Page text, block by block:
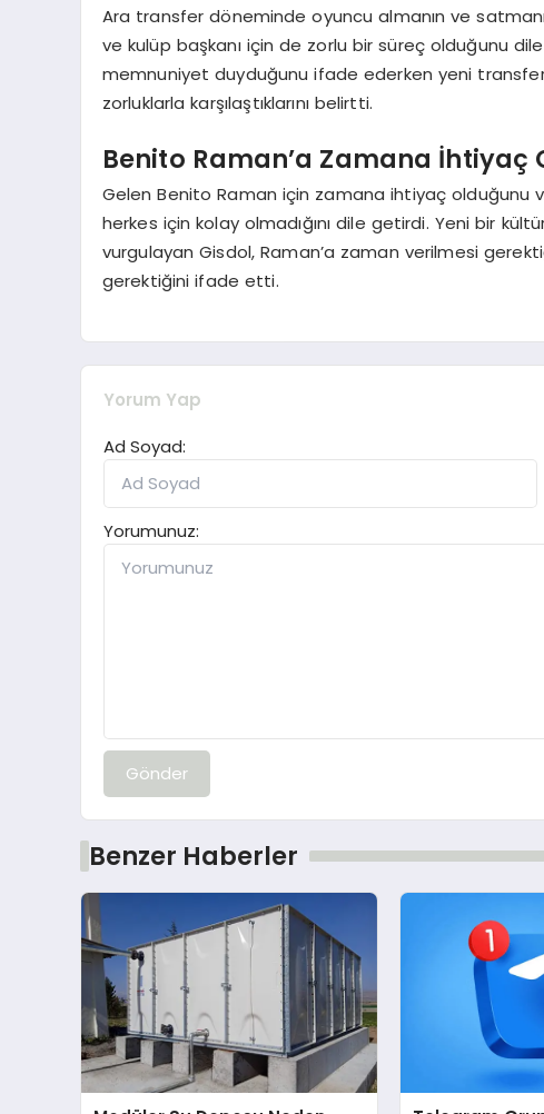
Ara transfer döneminde oyuncu almanın ve
ve kulüp başkanı için de zorlu bir süreç olduğunu
memnuniyet duyduğunu ifade ederken yeni
zorluklarla karşılaştıklarını belirtti.
Benito Raman’a Zamana İhtiyaç
Gelen Benito Raman için zamana ihtiyaç olduğunu
herkes için kolay olmadığını dile getirdi. Yeni bir
vurgulayan Gisdol, Raman’a zaman verilmesi
gerektiğini ifade etti.
Yorum Yap
Ad Soyad:
Yorumunuz:
Gönder
Benzer Haberler